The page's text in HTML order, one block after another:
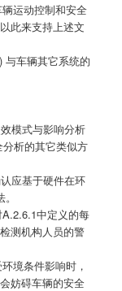
运动控制和安全
此来支持上述文
与车辆其它系统的
模式与影响分析
分析的其它类似方
应基于硬件在环
中定义的每
测机构人员的警
境条件影响时，
妨碍车辆的安全